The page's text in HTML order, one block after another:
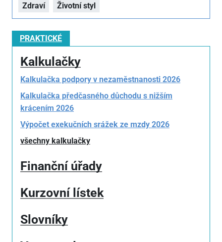
Zdraví
Životní styl
PRAKTICKÉ
Kalkulačky
Kalkulačka podpory v nezaměstnanosti 2026
Kalkulačka předčasného důchodu s nižším
krácením 2026
Výpočet exekučních srážek ze mzdy 2026
všechny kalkulačky
Finanční úřady
Kurzovní lístek
Slovníky